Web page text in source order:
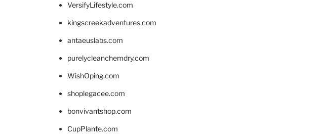
VersifyLifestyle.com
kingscreekadventures.com
antaeuslabs.com
purelycleanchemdry.com
WishOping.com
shoplegacee.com
bonvivantshop.com
CupPlante.com